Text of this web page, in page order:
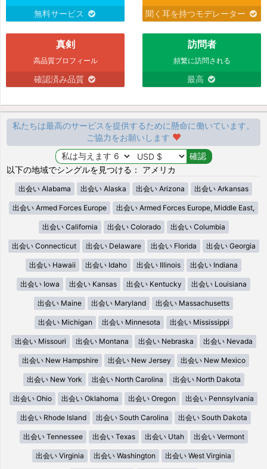
無料サービス 聞く耳を持つモデレーター
真剣
高品質プロフィール
確認済み品質
訪問者
頻繁に訪問される
最高
私たちは最高のサービスを提供するために懸命に働いています。
ご協力をお願いします
以下の地域でシングルを見つける： アメリカ
出会い Alabama 出会い Alaska 出会い Arizona 出会い Arkansas
出会い Armed Forces Europe 出会い Armed Forces Europe, Middle East,
出会い California 出会い Colorado 出会い Columbia
出会い Connecticut 出会い Delaware 出会い Florida 出会い Georgia
出会い Hawaii 出会い Idaho 出会い Illinois 出会い Indiana
出会い Iowa 出会い Kansas 出会い Kentucky 出会い Louisiana
出会い Maine 出会い Maryland 出会い Massachusetts
出会い Michigan 出会い Minnesota 出会い Mississippi
出会い Missouri 出会い Montana 出会い Nebraska 出会い Nevada
出会い New Hampshire 出会い New Jersey 出会い New Mexico
出会い New York 出会い North Carolina 出会い North Dakota
出会い Ohio 出会い Oklahoma 出会い Oregon 出会い Pennsylvania
出会い Rhode Island 出会い South Carolina 出会い South Dakota
出会い Tennessee 出会い Texas 出会い Utah 出会い Vermont
出会い Virginia 出会い Washington 出会い West Virginia